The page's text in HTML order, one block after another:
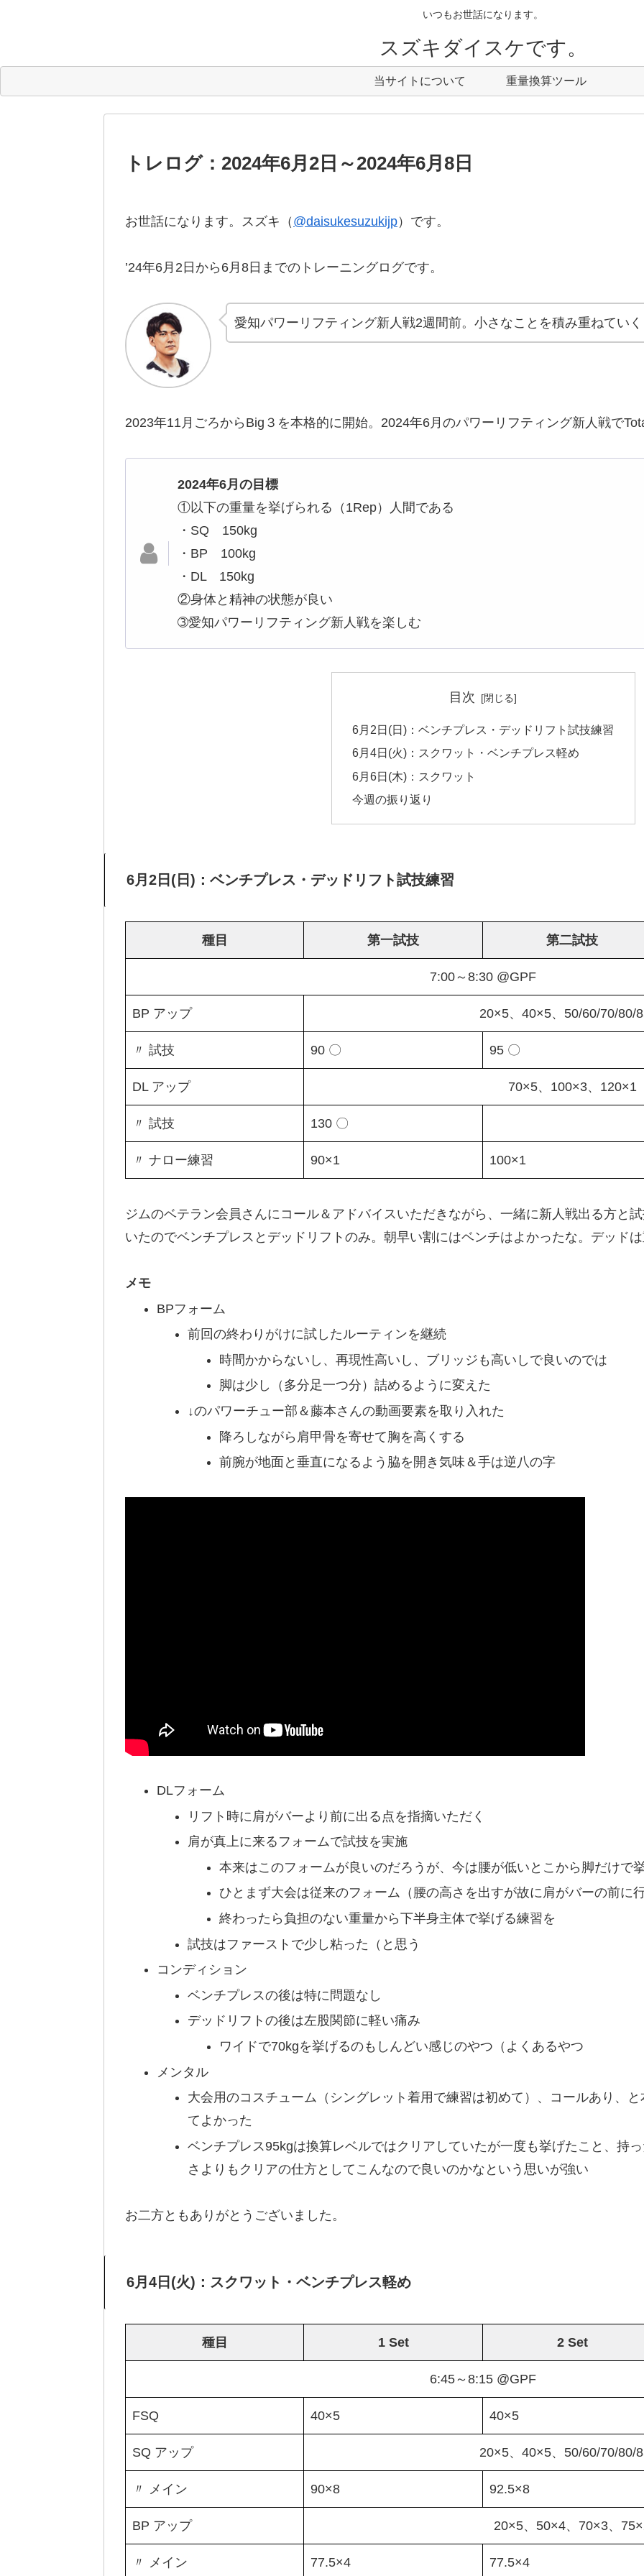
いつもお世話になります。
スズキダイスケです。
当サイトについて 重量換算ツール
トレログ：2024年6月2日～2024年6月8日
お世話になります。スズキ（ @daisukesuzukijp）です。
’24年6月2日から6月8日までのトレーニングログです。
愛知パワーリフティング新人戦2週間前。小さなことを積み重ねていく
2023年11月ごろからBig３を本格的に開始。2024年6月のパワーリフティング新人戦で
2024年6月の目標
①以下の重量を挙げられる（1Rep）人間である
・SQ 150kg
・BP 100kg
・DL 150kg
②身体と精神の状態が良い
➂愛知パワーリフティング新人戦を楽しむ
目次
6月2日(日)：ベンチプレス・デッドリフト試技練習
6月4日(火)：スクワット・ベンチプレス軽め
6月6日(木)：スクワット
今週の振り返り
6月2日(日)：ベンチプレス・デッドリフト試技練習
種目 第一試技 第二試技
7:00～8:30 @GPF
BP アップ 20×5、40×5、50/60/70/80/
〃 試技 90 〇 95 〇
DL アップ 70×5、100×3、120×1
〃 試技 130 〇
〃 ナロー練習 90×1 100×1
ジムのベテラン会員さんにコール＆アドバイスいただきながら、一緒に新人戦出る方と
いたのでベンチプレスとデッドリフトのみ。朝早い割にはベンチはよかったな。デッド
メモ
BPフォーム
前回の終わりがけに試したルーティンを継続
時間かからないし、再現性高いし、ブリッジも高いしで良いのでは
脚は少し（多分足一つ分）詰めるように変えた
↓のパワーチュー部＆藤本さんの動画要素を取り入れた
降ろしながら肩甲骨を寄せて胸を高くする
前腕が地面と垂直になるよう脇を開き気味＆手は逆八の字
DLフォーム
リフト時に肩がバーより前に出る点を指摘いただく
肩が真上に来るフォームで試技を実施
本来はこのフォームが良いのだろうが、今は腰が低いとこから脚だけで
ひとまず大会は従来のフォーム（腰の高さを出すが故に肩がバーの前に
終わったら負担のない重量から下半身主体で挙げる練習を
試技はファーストで少し粘った（と思う
コンディション
ベンチプレスの後は特に問題なし
デッドリフトの後は左股関節に軽い痛み
ワイドで70kgを挙げるのもしんどい感じのやつ（よくあるやつ
メンタル
大会用のコスチューム（シングレット着用で練習は初めて）、コールあり、
てよかった
ベンチプレス95kgは換算レベルではクリアしていたが一度も挙げたこと、持
さよりもクリアの仕方としてこんなので良いのかなという思いが強い
お二方ともありがとうございました。
6月4日(火)：スクワット・ベンチプレス軽め
種目 1 Set 2 Set
6:45～8:15 @GPF
FSQ 40×5 40×5
SQ アップ 20×5、40×5、50/60/70/80/
〃 メイン 90×8 92.5×8
BP アップ 20×5、50×4、70×3、
〃 メイン 77.5×4 77.5×4